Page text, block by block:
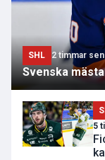
SHL 2 timmar sen
Svenska
5